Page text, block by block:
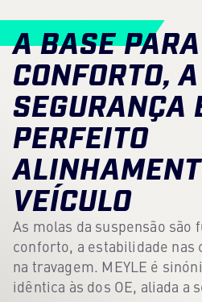
Carreira
Boletim informativo
Língua: Português
A BASE
CONFORTO, A
SEGURANÇA
PERFEITO
VEÍCULO
As molas da suspensão são
conforto, a estabilidade nas
na travagem. MEYLE é
idêntica às dos OE, aliada a